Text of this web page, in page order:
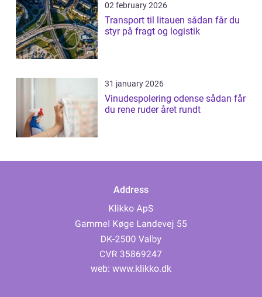
02 february 2026
Transport til litauen sådan får du
styr på fragt og logistik
31 january 2026
Vinudespolering odense sådan får
du rene ruder året rundt
Address
web: www.klikko.dk